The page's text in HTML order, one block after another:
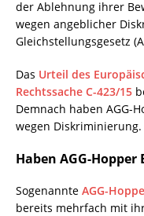
der Ablehnung ihrer
wegen angeblicher
Gleichstellungsgesetz
Das Urteil des
Rechtssache C-423/15
Demnach haben AGG-
wegen Diskriminierung.
Haben AGG-
Sogenannte AGG-
bereits mehrfach mit